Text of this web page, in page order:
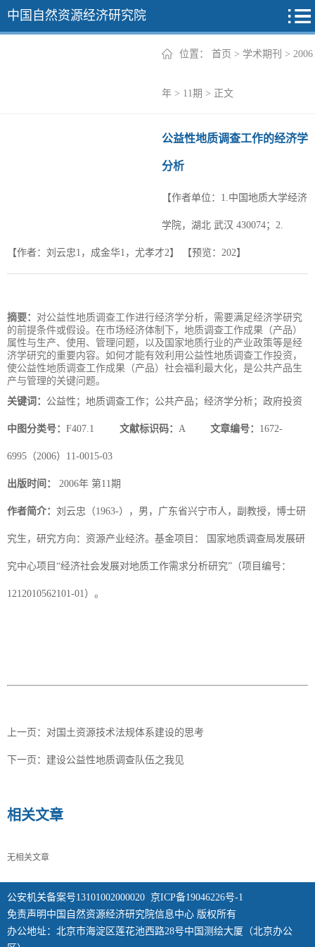
中国自然资源经济研究院
位置： 首页 > 学术期刊 > 2006
年 > 11期 > 正文
公益性地质调查工作的经济学
分析
【作者单位：1.中国地质大学经济
学院，湖北 武汉 430074；2.
【作者：刘云忠1，成金华1，尤孝才2】 【预览： 202】
摘要： 对公益性地质调查工作进行经济学分析，需要满足经济学研究
的前提条件或假设。在市场经济体制下，地质调查工作成果（产品）
属性与生产、使用、管理问题，以及国家地质行业的产业政策等是经
济学研究的重要内容。如何才能有效利用公益性地质调查工作投资，
使公益性地质调查工作成果（产品）社会福利最大化，是公共产品生
产与管理的关键问题。
关键词： 公益性；地质调查工作；公共产品；经济学分析；政府投资
中图分类号： F407.1 文献标识码： A 文章编号： 1672-
6995（2006）11-0015-03
出版时间： 2006年 第11期
作者简介： 刘云忠（1963-），男，广东省兴宁市人，副教授，博士研
究生，研究方向：资源产业经济。基金项目： 国家地质调查局发展研
究中心项目“经济社会发展对地质工作需求分析研究”（项目编号：
1212010562101-01）。
上一页： 对国土资源技术法规体系建设的思考
下一页： 建设公益性地质调查队伍之我见
相关文章
无相关文章
公安机关备案号13101002000020 京ICP备19046226号-1
免责声明中国自然资源经济研究院信息中心 版权所有
办公地址：北京市海淀区莲花池西路28号中国测绘大厦（北京办公